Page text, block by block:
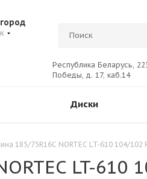
Республика Беларусь,
Победы, д. 17, каб.14
Диски
185/75R16C NORTEC LT-610 104/102
LT-610